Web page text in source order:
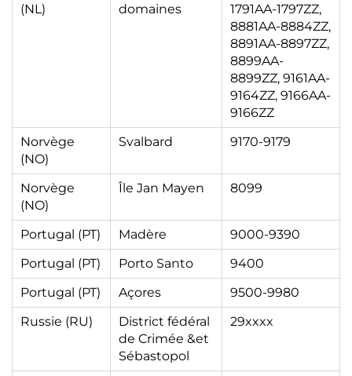
(NL)
domaines
1791AA-1797ZZ,
8881AA-8884ZZ,
8891AA-8897ZZ,
8899AA-
8899ZZ, 9161AA-
9164ZZ, 9166AA-
9166ZZ
Norvège
(NO)
Svalbard 9170-9179
Norvège
(NO)
Île Jan Mayen 8099
Portugal (PT) Madère
9000-9390
Portugal (PT)
Porto Santo
9400
Portugal (PT)
Açores
9500-9980
Russie (RU)
District fédéral
de Crimée &et
Sébastopol
29xxxx